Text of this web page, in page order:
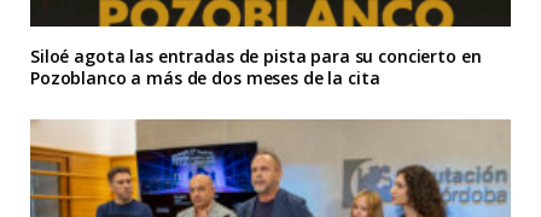
Siloé agota las entradas de pista para su concierto en
Pozoblanco a más de dos meses de la cita